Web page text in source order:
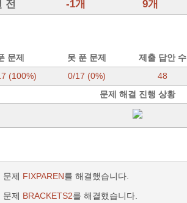
전 -1개 9개
문제 못 푼 문제 제출 답안 수
(100%) 0/17 (0%) 48
문제 해결 진행 상황
문제 FIXPAREN를 해결했습니다.
문제 BRACKETS2를 해결했습니다.